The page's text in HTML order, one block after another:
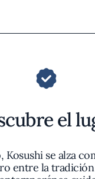
el
Kosushi se alza
entre la tradición